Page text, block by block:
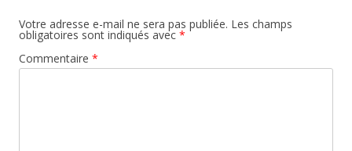
Votre adresse e-mail ne sera pas publiée. Les champs
obligatoires sont indiqués avec *
Commentaire *